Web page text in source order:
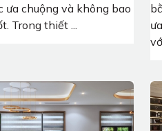
ưa chuộng và không bao
Trong thiết ...